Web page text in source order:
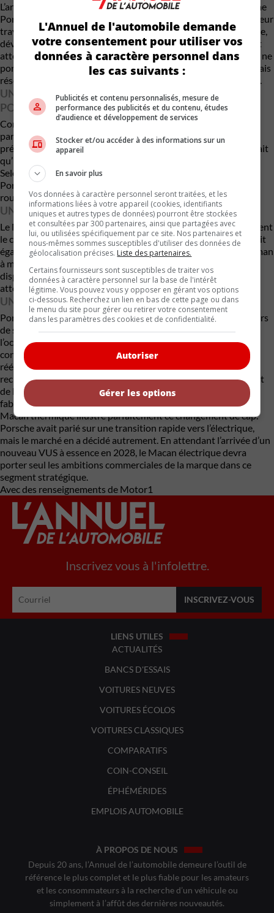
L’arrêt du Macan à essence crée toutefois un vide dans la gamme
Porsche. Aucun remplaçant immédiat n’est prévu. Le constructeur
travaille déjà sur un nouveau VUS compact à essence et hybride,
développé en parallèle du Macan électrique. Son lancement est
attendu en 2028. Contrairement aux attentes, ce futur modèle ne
portera toutefois pas le nom Macan. Porsche souhaite désormais
réserver cette appellation exclusivement à la famille électrique.
UNE BASE AUDI… MAIS UNE PERSONNALITÉ
PORSCHE
Comme le Macan de première génération, le futur utilitaire
partagera plusieurs éléments techniques avec l’Audi Q5. Le
président de Porsche, Michael Leiters, insiste toutefois sur le fait
qu’il ne s’agira pas d’un simple exercice de changement de logo.
Selon lui, le véhicule bénéficiera d’une ingénierie propre à
Porsche, de technologies exclusives et d’un comportement
routier fidèle à l’ADN sportif de la marque.
UN AUTRE MODÈLE THERMIQUE DISPARAÎT
Le Macan n’est pas le seul modèle à essence qui quitte récemment
le catalogue de Porsche. À l’automne 2025, le constructeur avait
également mis fin à la production des 718 Boxster et 718 Cayman
à moteur thermique. Là aussi, aucun successeur n’est encore
disponible, même si de nouvelles générations électriques sont
attendues d’ici la fin de la décennie.
UNE STRATÉGIE APPELÉE À ÉVOLUER
Porsche devrait dévoiler davantage de détails sur son avenir lors
de sa présentation Strategy 2035, prévue cet automne à
l’occasion de sa journée destinée aux investisseurs. Le
constructeur devrait notamment préciser comment il compte
rééquilibrer son offre entre véhicules électriques, hybrides
rechargeables et modèles à essence, alors que le ralentissement
de la demande pour les véhicules électriques oblige plusieurs
fabricants de prestige à revoir leurs plans. La disparition du
Macan thermique illustre parfaitement ce changement de cap.
Porsche avait parié sur une transition rapide vers l’électrique,
mais le marché en a décidé autrement. En attendant l’arrivée d’un
nouveau VUS à essence en 2028, le Macan électrique devra
porter seul les ambitions commerciales de la marque dans ce
segment stratégique.
Avec des renseignements de Motor1
Inscrivez vous à l'infolettre.
LIENS UTILES
ACTUALITÉS
BANCS D'ESSAIS
VOITURES NEUVES
VOITURES ÉCOLOS
VOITURES CLASSIQUES
COMPARATIFS
COIN-CONSEIL
ÉPHÉMÉRIDES
EMPLOIS AUTOMOBILE
À PROPOS DE NOUS
Depuis 20 ans, l’Annuel de l’automobile demeure l’outil de
référence le plus complet et le plus fiable pour les amateurs
et les consommateurs à la recherche d’un véhicule ou
simplement à l’affût des dernières nouveautés.
L'Annuel de l'automobile demande
votre consentement pour utiliser vos
données à caractère personnel dans
les cas suivants :
Publicités et contenu personnalisés, mesure de
performance des publicités et du contenu, études
d’audience et développement de services
Stocker et/ou accéder à des informations sur un
appareil
En savoir plus
Vos données à caractère personnel seront traitées, et les
informations liées à votre appareil (cookies, identifiants
uniques et autres types de données) pourront être stockées
et consultées par 300 partenaires, ainsi que partagées avec
lui, ou utilisées spécifiquement par ce site. Nos partenaires et
nous-mêmes sommes susceptibles d'utiliser des données de
géolocalisation précises. Liste des partenaires.
Certains fournisseurs sont susceptibles de traiter vos
données à caractère personnel sur la base de l'intérêt
légitime. Vous pouvez vous y opposer en gérant vos options
ci-dessous. Recherchez un lien en bas de cette page ou dans
le menu du site pour gérer ou retirer votre consentement
dans les paramètres des cookies et de confidentialité.
Autoriser
Gérer les options